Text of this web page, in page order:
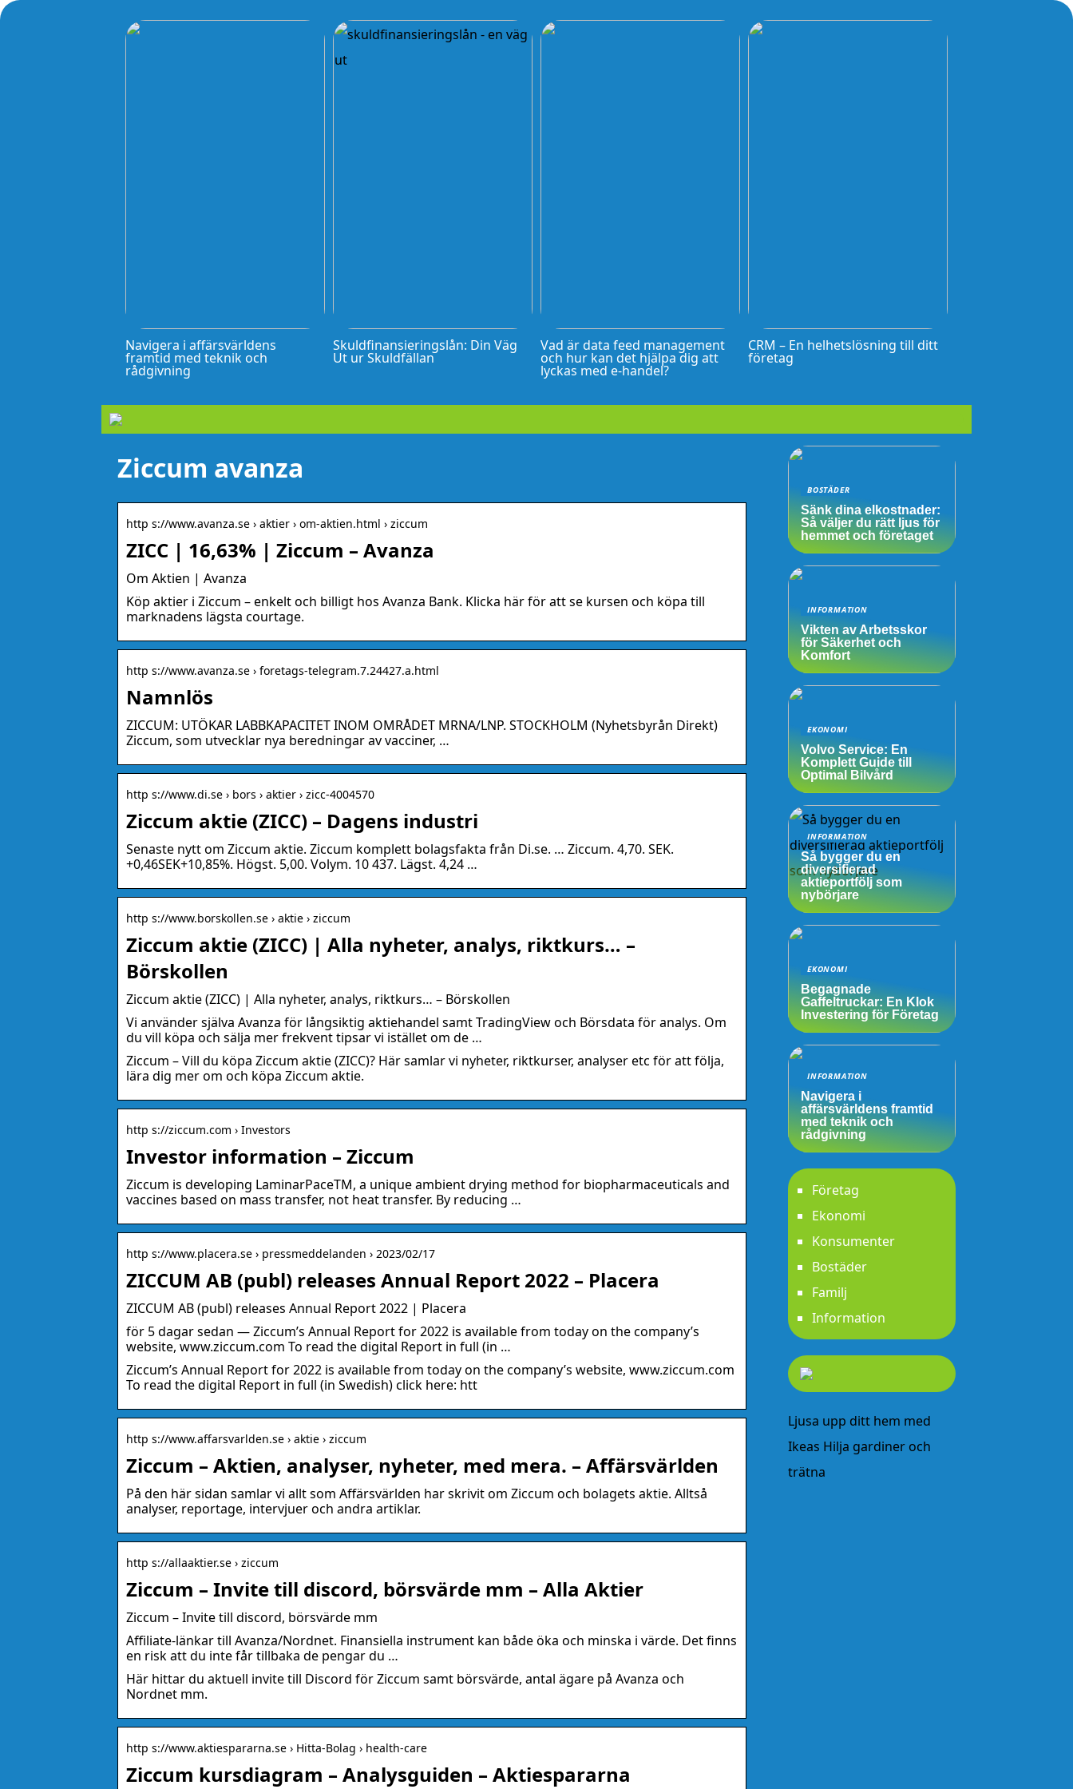
Navigera i affärsvärldens
framtid med teknik och
rådgivning
Skuldfinansieringslån: Din Väg
Ut ur Skuldfällan
Vad är data feed management
och hur kan det hjälpa dig att
lyckas med e-handel?
CRM – En helhetslösning till ditt
företag
Ziccum avanza
http s://www.avanza.se › aktier › om-aktien.html › ziccum
ZICC | 16,63% | Ziccum – Avanza
Om Aktien | Avanza
Köp aktier i Ziccum – enkelt och billigt hos Avanza Bank. Klicka här för att se kursen och köpa till
marknadens lägsta courtage.
http s://www.avanza.se › foretags-telegram.7.24427.a.html
Namnlös
ZICCUM: UTÖKAR LABBKAPACITET INOM OMRÅDET MRNA/LNP. STOCKHOLM (Nyhetsbyrån Direkt)
Ziccum, som utvecklar nya beredningar av vacciner, …
http s://www.di.se › bors › aktier › zicc-4004570
Ziccum aktie (ZICC) – Dagens industri
Senaste nytt om Ziccum aktie. Ziccum komplett bolagsfakta från Di.se. … Ziccum. 4,70. SEK.
+0,46SEK+10,85%. Högst. 5,00. Volym. 10 437. Lägst. 4,24 …
http s://www.borskollen.se › aktie › ziccum
Ziccum aktie (ZICC) | Alla nyheter, analys, riktkurs… –
Börskollen
Ziccum aktie (ZICC) | Alla nyheter, analys, riktkurs… – Börskollen
Vi använder själva Avanza för långsiktig aktiehandel samt TradingView och Börsdata för analys. Om
du vill köpa och sälja mer frekvent tipsar vi istället om de …
Ziccum – Vill du köpa Ziccum aktie (ZICC)? Här samlar vi nyheter, riktkurser, analyser etc för att följa,
lära dig mer om och köpa Ziccum aktie.
http s://ziccum.com › Investors
Investor information – Ziccum
Ziccum is developing LaminarPaceTM, a unique ambient drying method for biopharmaceuticals and
vaccines based on mass transfer, not heat transfer. By reducing …
http s://www.placera.se › pressmeddelanden › 2023/02/17
ZICCUM AB (publ) releases Annual Report 2022 – Placera
ZICCUM AB (publ) releases Annual Report 2022 | Placera
för 5 dagar sedan — Ziccum’s Annual Report for 2022 is available from today on the company’s
website, www.ziccum.com To read the digital Report in full (in …
Ziccum’s Annual Report for 2022 is available from today on the company’s website, www.ziccum.com
To read the digital Report in full (in Swedish) click here: htt
http s://www.affarsvarlden.se › aktie › ziccum
Ziccum – Aktien, analyser, nyheter, med mera. – Affärsvärlden
På den här sidan samlar vi allt som Affärsvärlden har skrivit om Ziccum och bolagets aktie. Alltså
analyser, reportage, intervjuer och andra artiklar.
http s://allaaktier.se › ziccum
Ziccum – Invite till discord, börsvärde mm – Alla Aktier
Ziccum – Invite till discord, börsvärde mm
Affiliate-länkar till Avanza/Nordnet. Finansiella instrument kan både öka och minska i värde. Det finns
en risk att du inte får tillbaka de pengar du …
Här hittar du aktuell invite till Discord för Ziccum samt börsvärde, antal ägare på Avanza och
Nordnet mm.
http s://www.aktiespararna.se › Hitta-Bolag › health-care
Ziccum kursdiagram – Analysguiden – Aktiespararna
BOSTÄDER
Sänk dina elkostnader:
Så väljer du rätt ljus för
hemmet och företaget
INFORMATION
Vikten av Arbetsskor
för Säkerhet och
Komfort
EKONOMI
Volvo Service: En
Komplett Guide till
Optimal Bilvård
INFORMATION
Så bygger du en
diversifierad
aktieportfölj som
nybörjare
EKONOMI
Begagnade
Gaffeltruckar: En Klok
Investering för Företag
INFORMATION
Navigera i
affärsvärldens framtid
med teknik och
rådgivning
Företag
Ekonomi
Konsumenter
Bostäder
Familj
Information
Ljusa upp ditt hem med
Ikeas Hilja gardiner och
trätna